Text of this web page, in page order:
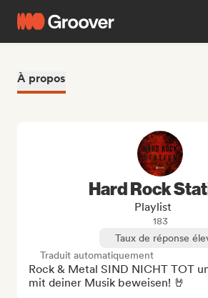
À propos
Hard Rock
Playlist
183
Taux de réponse
Traduit automatiquement
Rock & Metal SIND NICHT TOT
mit deiner Musik beweisen! 🤘